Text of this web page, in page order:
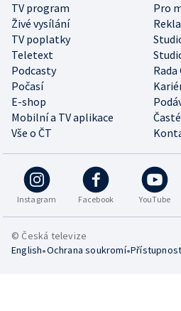
TV program
Pro
Živé vysílání
TV poplatky
Teletext
Podcasty
Rada
Počasí
E-shop
Mobilní a TV aplikace
Vše o ČT
Instagram Facebook YouTube
© Česká televize
English•Ochrana soukromí•Přístupnost